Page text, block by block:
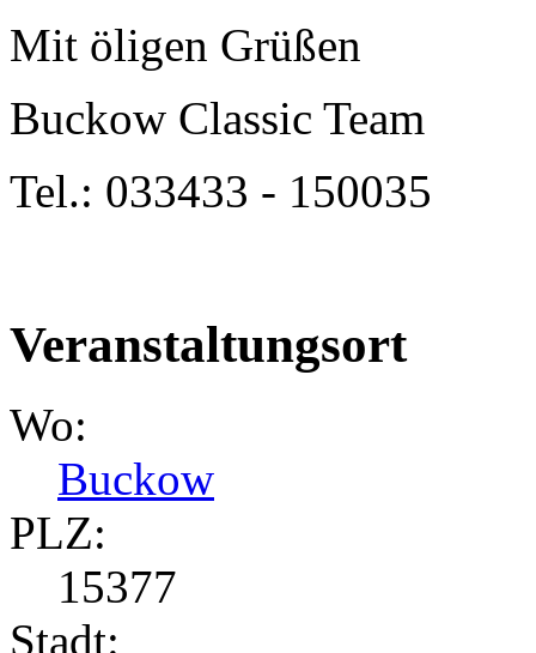
Mit öligen Grüßen
Buckow Classic Team
Tel.: 033433 - 150035
Veranstaltungsort
Wo:
Buckow
PLZ:
15377
Stadt: